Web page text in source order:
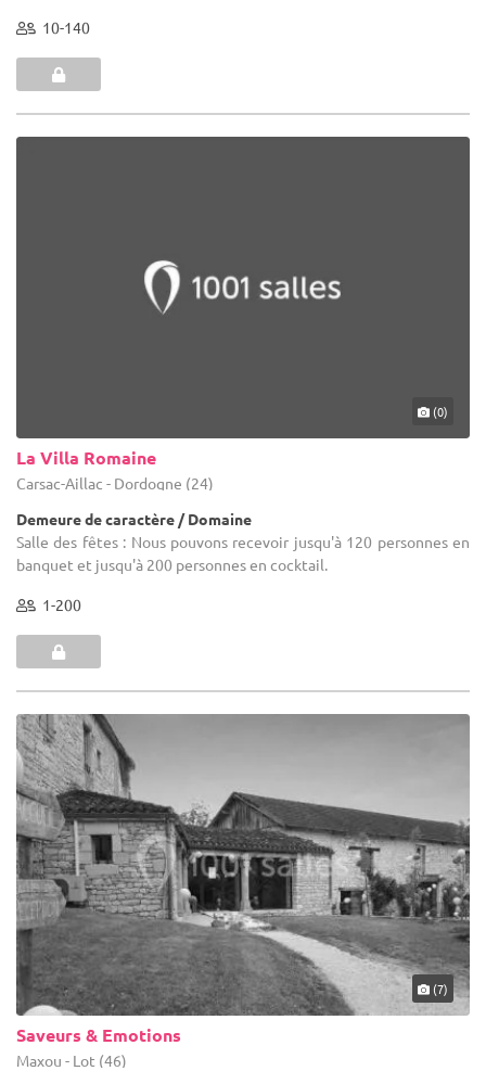
10-140
(0)
La Villa Romaine
Carsac-Aillac - Dordogne (24)
Demeure de caractère / Domaine
Salle des fêtes : Nous pouvons recevoir jusqu'à 120 personnes en
banquet et jusqu'à 200 personnes en cocktail.
1-200
(7)
Saveurs & Emotions
Maxou - Lot (46)